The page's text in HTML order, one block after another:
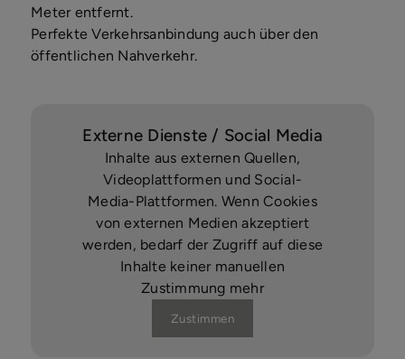
Meter entfernt.
Perfekte Verkehrsanbindung auch über den
öffentlichen Nahverkehr.
Externe Dienste / Social Media
Inhalte aus externen Quellen,
Videoplattformen und Social-
Media-Plattformen. Wenn Cookies
von externen Medien akzeptiert
werden, bedarf der Zugriff auf diese
Inhalte keiner manuellen
Zustimmung mehr
Zustimmen